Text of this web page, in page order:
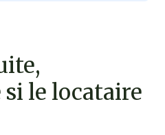
le locataire